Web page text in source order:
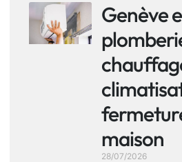
Genève
maison
28/07/2026